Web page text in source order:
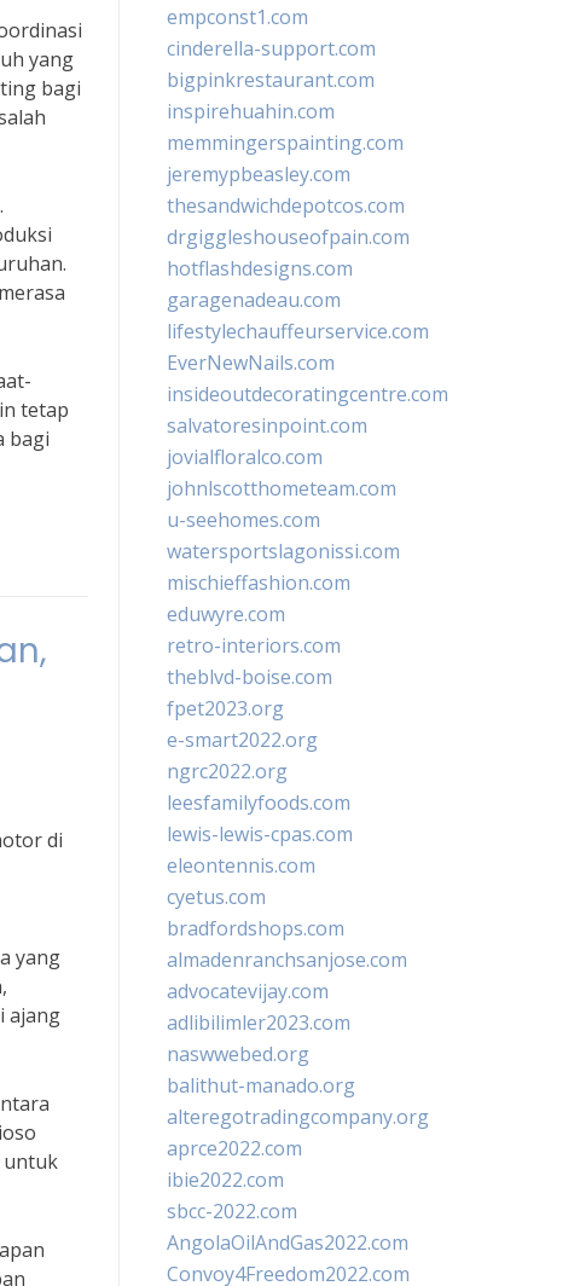
yang
bagi
tetap
bagi
di
yang
ajang
untuk
empconst1.com
cinderella-support.com
bigpinkrestaurant.com
inspirehuahin.com
memmingerspainting.com
jeremypbeasley.com
thesandwichdepotcos.com
drgiggleshouseofpain.com
hotflashdesigns.com
garagenadeau.com
lifestylechauffeurservice.com
EverNewNails.com
insideoutdecoratingcentre.com
salvatoresinpoint.com
jovialfloralco.com
johnlscotthometeam.com
u-seehomes.com
watersportslagonissi.com
mischieffashion.com
eduwyre.com
retro-interiors.com
theblvd-boise.com
fpet2023.org
e-smart2022.org
ngrc2022.org
leesfamilyfoods.com
lewis-lewis-cpas.com
eleontennis.com
cyetus.com
bradfordshops.com
almadenranchsanjose.com
advocatevijay.com
adlibilimler2023.com
naswwebed.org
balithut-manado.org
alteregotradingcompany.org
aprce2022.com
ibie2022.com
sbcc-2022.com
AngolaOilAndGas2022.com
Convoy4Freedom2022.com